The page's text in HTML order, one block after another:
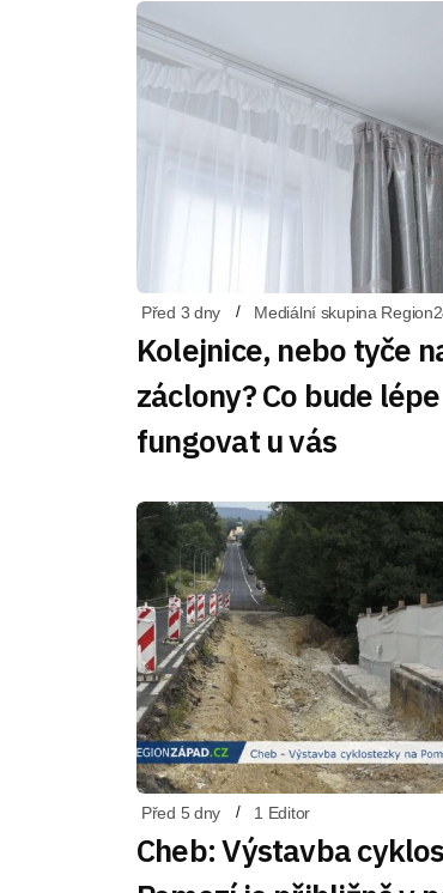
Před 3 dny Mediální skupina
Kolejnice, nebo tyče
záclony? Co bude lépe
fungovat u vás
Před 5 dny 1 Editor
Cheb: Výstavba